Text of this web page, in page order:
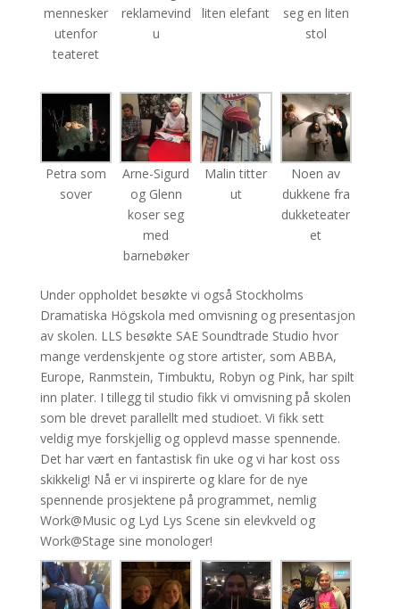
mennesker
utenfor
teateret
reklamevind
u
liten elefant
seg en liten
stol
Petra som
sover
Arne-Sigurd
og Glenn
koser seg
med
barnebøker
Malin titter
ut
Noen av
dukkene fra
dukketeater
et
Under oppholdet besøkte vi også Stockholms
Dramatiska Högskola med omvisning og presentasjon
av skolen. LLS besøkte SAE Soundtrade Studio hvor
mange verdenskjente og store artister, som ABBA,
Europe, Ranmstein, Timbuktu, Robyn og Pink, har spilt
inn plater. I tillegg til studio fikk vi omvisning på skolen
som ble drevet parallellt med studioet. Vi fikk sett
veldig mye forskjellig og opplevd masse spennende.
Det har vært en fantastisk fin uke og vi har kost oss
skikkelig! Nå er vi inspirerte og klare for de nye
spennende prosjektene på programmet, nemlig
Work@Music og Lyd Lys Scene sin elevkveld og
Work@Stage sine monologer!